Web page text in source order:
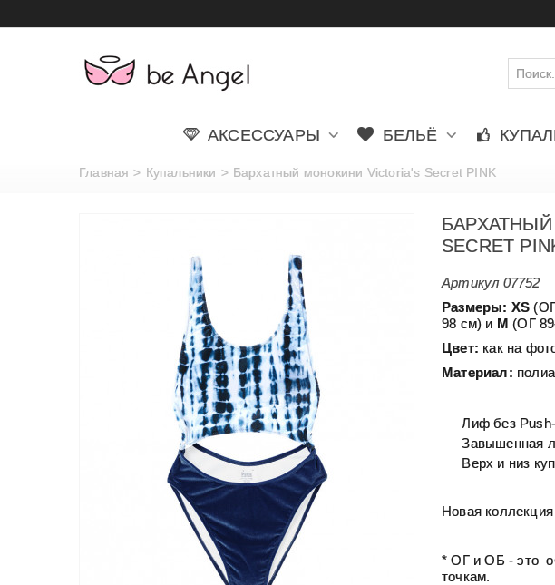
АКСЕССУАРЫ БЕЛЬЁ
Главная > Купальники > Бархатный монокини Victoria's Secret PINK
БАРХАТНЫЙ
SECRET
Артикул 07752
Размеры: ХS
98 см) и М(ОГ
Цвет: как на
Материал:
Лиф без
Завышенная
Верх и низ
Новая
* ОГ и ОБ - это
точкам.